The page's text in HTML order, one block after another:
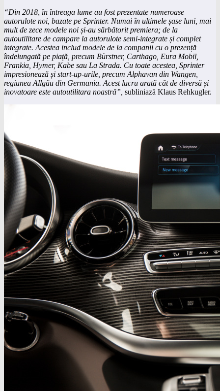
“Din 2018, în întreaga lume au fost prezentate numeroase
autorulote noi, bazate pe Sprinter. Numai în ultimele șase luni, mai
mult de zece modele noi și-au sărbătorit premiera; de la
autoutilitare de campare la autorulote semi-integrate și complet
integrate. Acestea includ modele de la companii cu o prezență
îndelungată pe piață, precum Bürstner, Carthago, Eura Mobil,
Frankia, Hymer, Kabe sau La Strada. Cu toate acestea, Sprinter
impresionează și start-up-urile, precum Alphavan din Wangen,
regiunea Allgäu din Germania. Acest lucru arată cât de diversă și
inovatoare este autoutilitara noastră”, subliniază Klaus Rehkugler.